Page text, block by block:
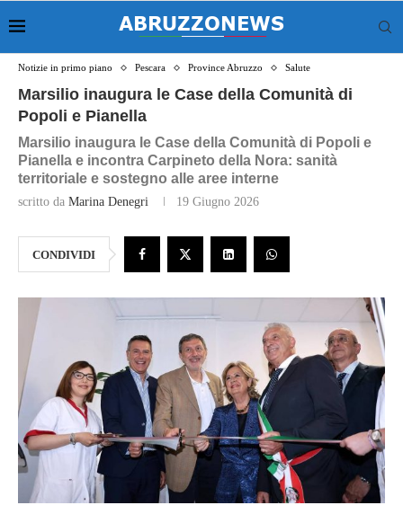
Notizie in primo piano Pescara Province Abruzzo Salute
Marsilio inaugura le Case della Comunità di
Popoli e Pianella
Marsilio inaugura le Case della Comunità di Popoli e
Pianella e incontra Carpineto della Nora: sanità
territoriale e sostegno alle aree interne
scritto da Marina Denegri 19 Giugno 2026
CONDIVIDI